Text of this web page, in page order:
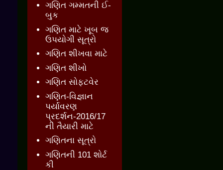
ગણિત ગમ્મતની ઈ-
બુક
ગણિત માટે ખૂબ જ
ઉપયોગી સૂત્રો
ગણિત શીખવા માટે
ગણિત શીખો
ગણિત સોફ્ટવેર
ગણિત-વિજ્ઞાન
પર્યાવરણ
પ્રદર્શન-2016/17
ની તૈયારી માટે
ગણિતના સૂત્રો
ગણિતની 101 શોર્ટ
કી